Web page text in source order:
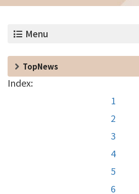
Menu
TopNews
Index:
1
2
3
4
5
6